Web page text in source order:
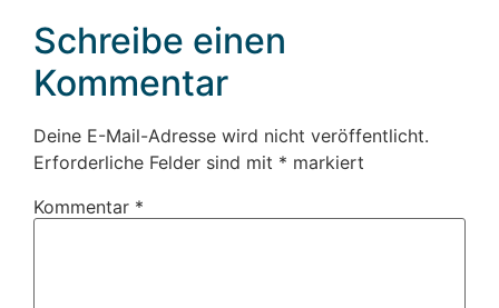
Schreibe einen
Kommentar
Deine E-Mail-Adresse wird nicht veröffentlicht.
Erforderliche Felder sind mit * markiert
Kommentar *